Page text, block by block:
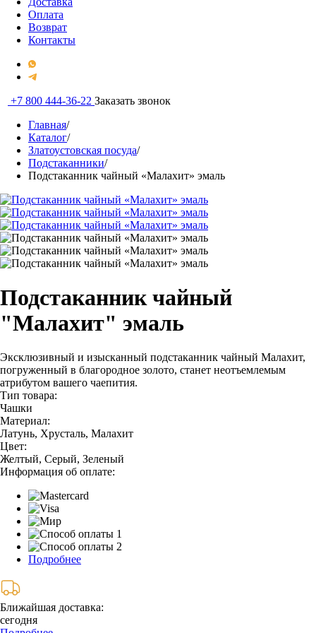
Оплата
Возврат
Контакты
+7 800 444-36-22 Заказать звонок
Главная/
Каталог/
Златоустовская посуда/
Подстаканники/
Подстаканник чайный «Малахит» эмаль
Подстаканник чайный
"Малахит" эмаль
Эксклюзивный и изысканный подстаканник чайный Малахит,
погруженный в благородное золото, станет неотъемлемым
атрибутом вашего чаепития.
Тип товара:
Чашки
Материал:
Латунь, Хрусталь, Малахит
Цвет:
Желтый, Серый, Зеленый
Информация об оплате:
Подробнее
Ближайшая доставка:
сегодня